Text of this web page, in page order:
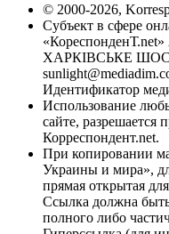
© 2000-2026,
Субъект в сфере
«КореспонденТ.net»
ХАРКІВСЬКЕ ШОСЕ,
Идентификатор
Использование
сайте, разрешается
Корреспондент.net.
При копировании
Украины и мира»,
прямая открытая
Ссылка должна
полного либо